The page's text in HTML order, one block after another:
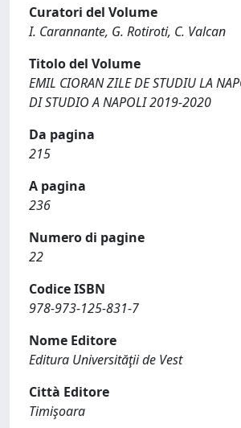
Curatori del Volume
I. Carannante, G. Rotiroti, C. Valcan
Titolo del Volume
EMIL CIORAN ZILE DE STUDIU LA
DI STUDIO A NAPOLI 2019-2020
Da pagina
215
A pagina
236
Numero di pagine
22
Codice ISBN
978-973-125-831-7
Nome Editore
Editura Universităţii de Vest
Città Editore
Timişoara